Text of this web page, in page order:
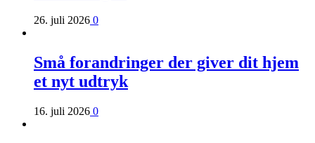
26. juli 2026 0
Små forandringer der giver dit hjem
et nyt udtryk
16. juli 2026 0